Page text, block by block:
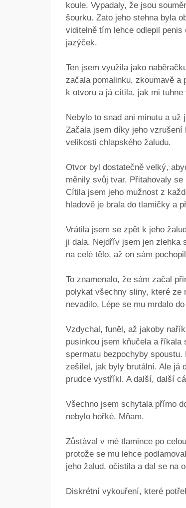
koule. Vypadaly, že jsou
šourku. Zato jeho stehna byla
viditelně tím lehce odlepil
jazýček.
Ten jsem využila jako
začala pomalinku, zkoumavě a
k otvoru a já cítila, jak mi tuhne
Nebylo to snad ani minutu a
Začala jsem díky jeho
velikosti chlapského žaludu.
Otvor byl dostatečně velký,
měnily svůj tvar. Přitahovaly
Cítila jsem jeho mužnost z
hladově je brala do tlamičky a
Vrátila jsem se zpět k jeho
ji dala. Nejdřív jsem jen zlehka
na celé tělo, až on sám
To znamenalo, že sám začal
polykat všechny sliny, které
nevadilo. Lépe se mu mrdalo
Vzdychal, funěl, až jakoby
pusinkou jsem kňučela a
spermatu bezpochyby
zešílel, jak byly brutální. Ale já
prudce vystříkl. A další, další
Všechno jsem schytala přímo
nebylo hořké. Mňam.
Zůstával v mé tlamince po
protože se mu lehce
jeho žalud, očistila a dal se na
Diskrétní vykouření, které